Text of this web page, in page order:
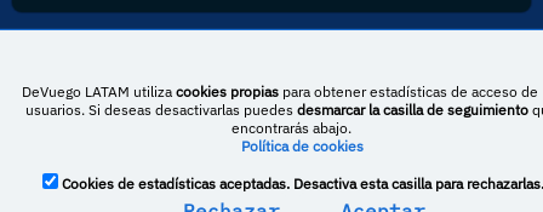
Esta obra está bajo una licencia de Creative Commons Reconocimiento-
NoComercial-CompartirIgual 4.0 Internacional
DeVuego España DeVuego LATAM
DeVuego LATAM utiliza cookies propiaspara obtener estadísticas de acceso de
usuarios. Si deseas desactivarlas puedes desmarcar la casilla de seguimiento
encontrarás abajo.
Política de cookies
Cookies de estadísticas aceptadas. Desactiva esta casilla para rechazarlas.